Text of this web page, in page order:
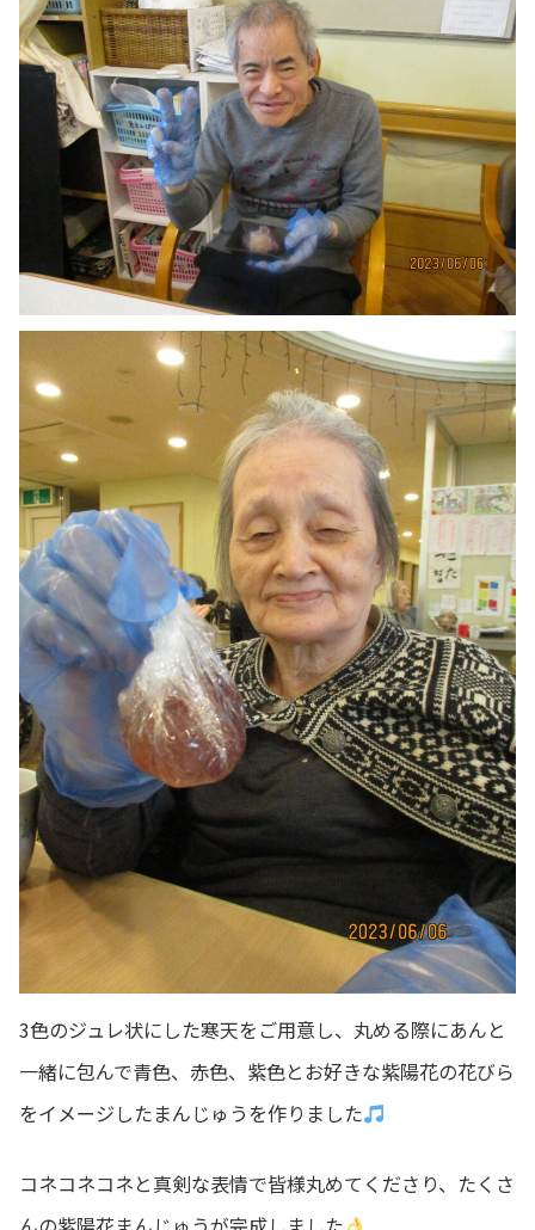
3色のジュレ状にした寒天をご用意し、丸める際にあんと
一緒に包んで青色、赤色、紫色とお好きな紫陽花の花びら
をイメージしたまんじゅうを作りました
コネコネコネと真剣な表情で皆様丸めてくださり、たくさ